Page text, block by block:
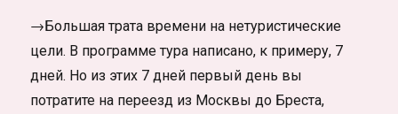
→Большая трата времени на нетуристические
цели. В программе тура написано, к примеру, 7
дней. Но из этих 7 дней первый день вы
потратите на переезд из Москвы до Бреста,